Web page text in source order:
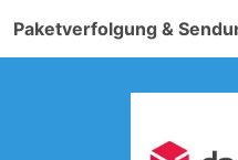
Paketverfolgung &